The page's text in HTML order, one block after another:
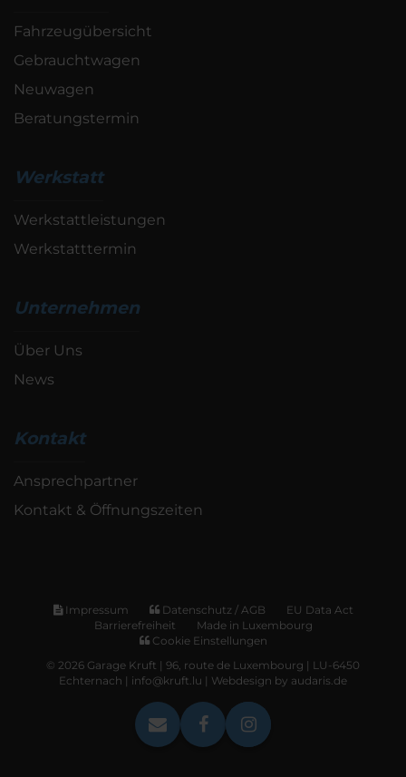
Fahrzeugübersicht
Gebrauchtwagen
Neuwagen
Beratungstermin
Werkstatt
Werkstattleistungen
Werkstatttermin
Unternehmen
Über Uns
News
Kontakt
Ansprechpartner
Kontakt & Öffnungszeiten
Impressum Datenschutz / AGB
EU Data Act
Barrierefreiheit
Made in Luxembourg
Cookie Einstellungen
© 2026 Garage Kruft | 96, route de Luxembourg | LU-6450
Echternach | info@kruft.lu | Webdesign by audaris.de